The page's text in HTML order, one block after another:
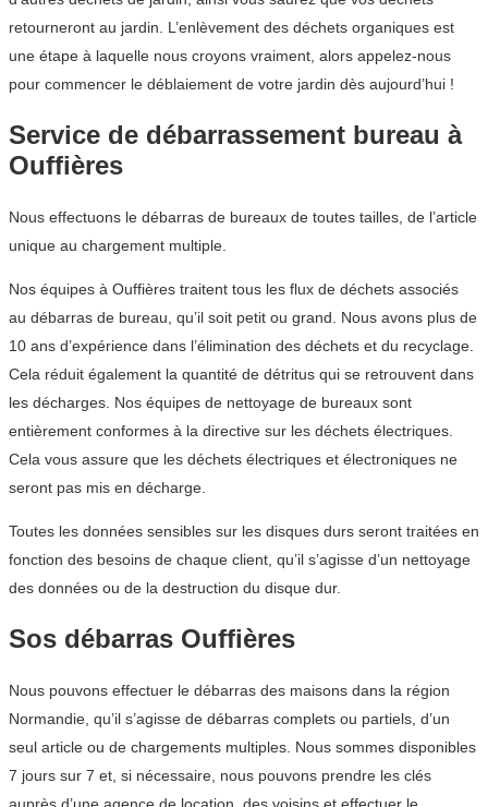
retourneront au jardin. L’enlèvement des déchets organiques est
une étape à laquelle nous croyons vraiment, alors appelez-nous
pour commencer le déblaiement de votre jardin dès aujourd’hui !
Service de débarrassement bureau à
Ouffières
Nous effectuons le débarras de bureaux de toutes tailles, de l’article
unique au chargement multiple.
Nos équipes à Ouffières traitent tous les flux de déchets associés
au débarras de bureau, qu’il soit petit ou grand. Nous avons plus de
10 ans d’expérience dans l’élimination des déchets et du recyclage.
Cela réduit également la quantité de détritus qui se retrouvent dans
les décharges. Nos équipes de nettoyage de bureaux sont
entièrement conformes à la directive sur les déchets électriques.
Cela vous assure que les déchets électriques et électroniques ne
seront pas mis en décharge.
Toutes les données sensibles sur les disques durs seront traitées en
fonction des besoins de chaque client, qu’il s’agisse d’un nettoyage
des données ou de la destruction du disque dur.
Sos débarras Ouffières
Nous pouvons effectuer le débarras des maisons dans la région
Normandie, qu’il s’agisse de débarras complets ou partiels, d’un
seul article ou de chargements multiples. Nous sommes disponibles
7 jours sur 7 et, si nécessaire, nous pouvons prendre les clés